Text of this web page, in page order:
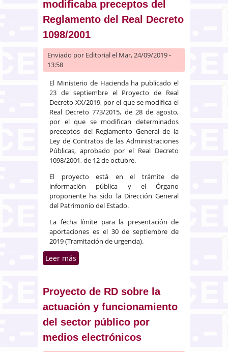
modificaba preceptos del
Reglamento del Real Decreto
1098/2001
Enviado por Editorialel Mar, 24/09/2019 -
13:58
El Ministerio de Hacienda ha publicado el
23 de septiembre el Proyecto de Real
Decreto XX/2019, por el que se modifica el
Real Decreto 773/2015, de 28 de agosto,
por el que se modifican determinados
preceptos del Reglamento General de la
Ley de Contratos de las Administraciones
Públicas, aprobado por el Real Decreto
1098/2001, de 12 de octubre.
El proyecto está en el trámite de
información pública y el Órgano
proponente ha sido la Dirección General
del Patrimonio del Estado.
La fecha límite para la presentación de
aportaciones es el 30 de septiembre de
2019 (Tramitación de urgencia).
Leer más
modificaba preceptos del
Reglamento del Real Decreto
1098/2001
Proyecto de RD sobre la
actuación y funcionamiento
del sector público por
medios electrónicos